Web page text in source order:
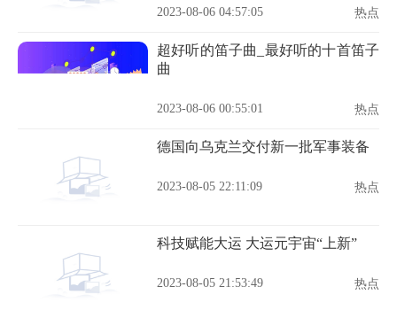
2023-08-06 04:57:05 热点
超好听的笛子曲_最好听的十首笛子
曲
2023-08-06 00:55:01 热点
德国向乌克兰交付新一批军事装备
2023-08-05 22:11:09 热点
科技赋能大运 大运元宇宙“上新”
2023-08-05 21:53:49 热点